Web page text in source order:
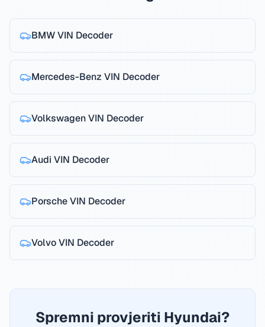
BMWVIN Decoder
Mercedes-Benz VIN Decoder
VolkswagenVIN Decoder
Audi VIN Decoder
PorscheVIN Decoder
VolvoVIN Decoder
Spremni provjeriti Hyundai?